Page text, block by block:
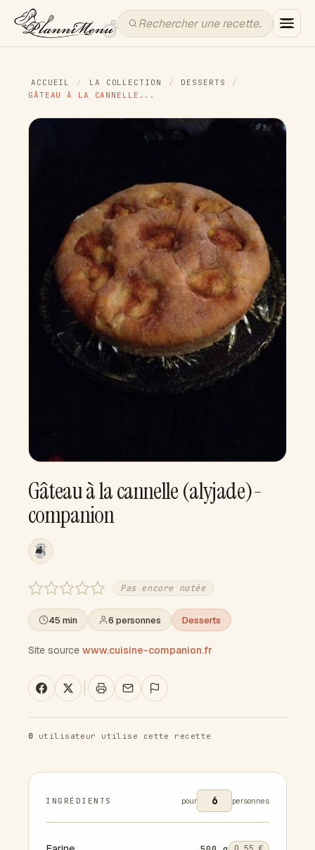
ACCUEIL / LA COLLECTION / DESSERTS
/
GÂTEAU À LA CANNELLE...
Gâteau à la cannelle (alyjade)-
companion
Pas encore notée
45 min 6 personnes Desserts
Site source www.cuisine-companion.fr
0 utilisateur utilise cette recette
INGRÉDIENTS pour personnes